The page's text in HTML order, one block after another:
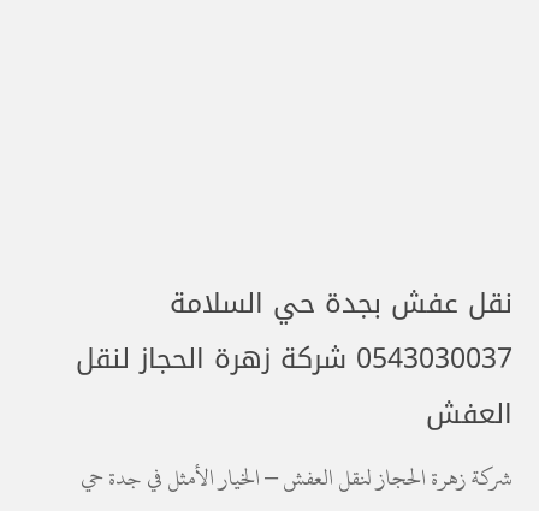
نقل عفش بجدة حي السلامة
0543030037 شركة زهرة الحجاز لنقل
العفش
شركة زهرة الحجاز لنقل العفش – الخيار الأمثل في جدة حي